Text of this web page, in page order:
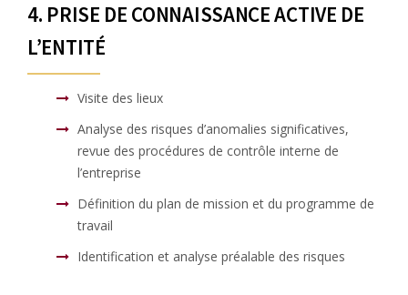
4. PRISE DE CONNAISSANCE ACTIVE DE
L’ENTITÉ
Visite des lieux
Analyse des risques d’anomalies significatives,
revue des procédures de contrôle interne de
l’entreprise
Définition du plan de mission et du programme de
travail
Identification et analyse préalable des risques